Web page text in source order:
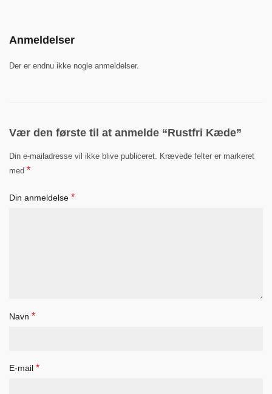
Anmeldelser
Der er endnu ikke nogle anmeldelser.
Vær den første til at anmelde “Rustfri Kæde”
Din e-mailadresse vil ikke blive publiceret. Krævede felter er markeret
med *
Din anmeldelse *
Navn *
E-mail *